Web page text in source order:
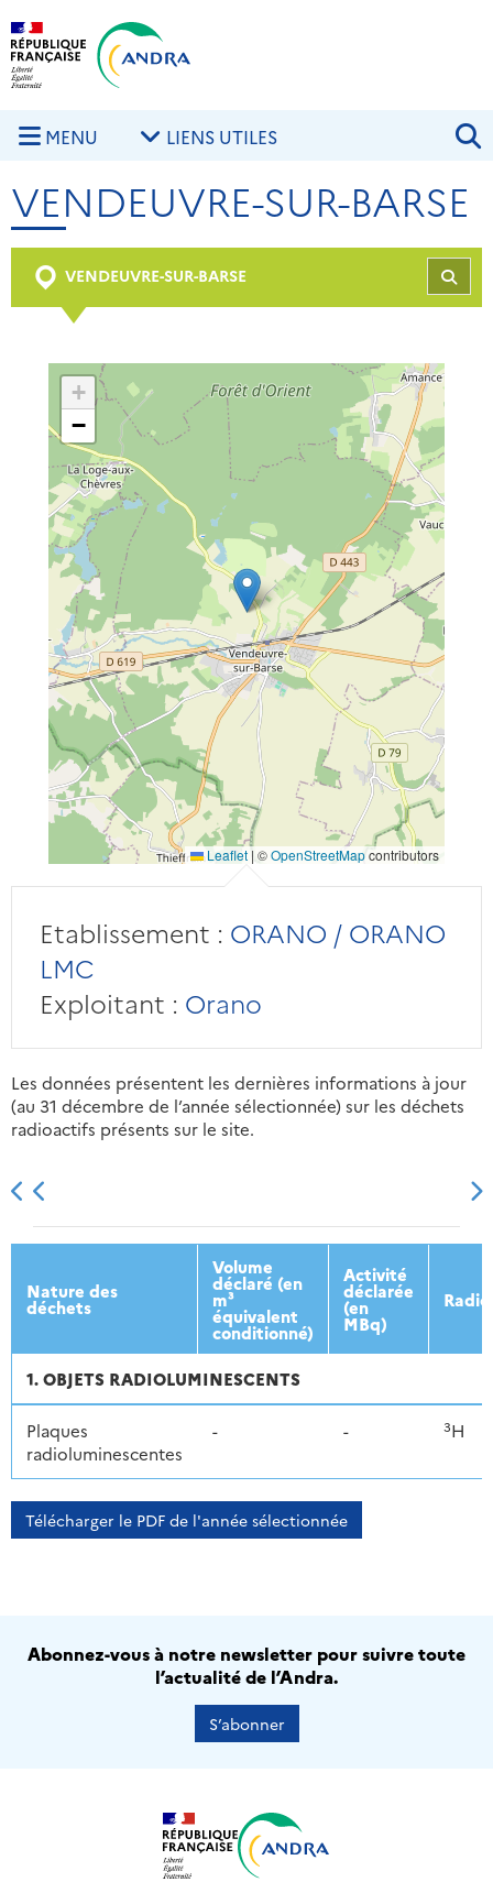
Aller au contenu principal
MENU LIENS UTILES
VENDEUVRE-SUR-BARSE
VENDEUVRE-SUR-BARSE
+
−
Leaflet | ©OpenStreetMapcontributors
Etablissement : ORANO / ORANO
LMC
Exploitant : Orano
Les données présentent les dernières informations à jour
(au 31 décembre de l’année sélectionnée) sur les déchets
radioactifs présents sur le site.
2013 2014 2015 2016
Nature des
déchets
Volume
déclaré (en
m³
équivalent
conditionné)
Activité
déclarée
(en
MBq)
1. OBJETS RADIOLUMINESCENTS
Plaques
radioluminescentes
- - 3H
Télécharger le PDF de l'année sélectionnée
Abonnez-vous à notre newsletter pour suivre toute
l’actualité de l’Andra.
S’abonner